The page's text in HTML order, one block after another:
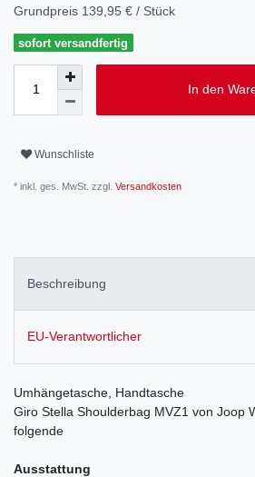
Grundpreis 139,95 € / Stück
sofort versandfertig
In den
Wunschliste
* inkl. ges. MwSt. zzgl. Versandkosten
Beschreibung
EU-Verantwortlicher
Umhängetasche, Handtasche
Giro Stella Shoulderbag MVZ1 von Joop
folgende
Ausstattung